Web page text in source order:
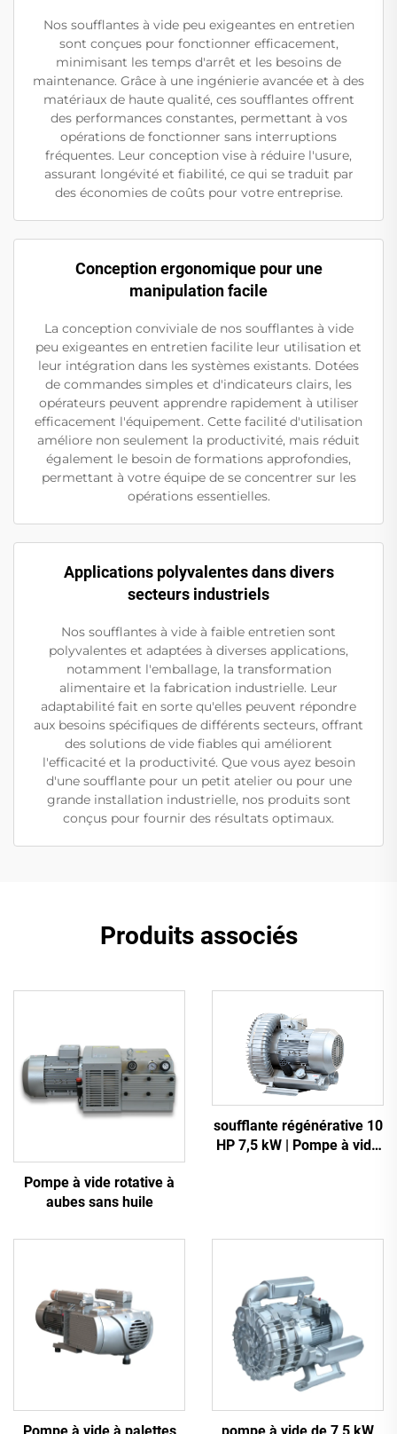
Nos soufflantes à vide peu exigeantes en entretien
sont conçues pour fonctionner efficacement,
minimisant les temps d'arrêt et les besoins de
maintenance. Grâce à une ingénierie avancée et à des
matériaux de haute qualité, ces soufflantes offrent
des performances constantes, permettant à vos
opérations de fonctionner sans interruptions
fréquentes. Leur conception vise à réduire l'usure,
assurant longévité et fiabilité, ce qui se traduit par
des économies de coûts pour votre entreprise.
Conception ergonomique pour une
manipulation facile
La conception conviviale de nos soufflantes à vide
peu exigeantes en entretien facilite leur utilisation et
leur intégration dans les systèmes existants. Dotées
de commandes simples et d'indicateurs clairs, les
opérateurs peuvent apprendre rapidement à utiliser
efficacement l'équipement. Cette facilité d'utilisation
améliore non seulement la productivité, mais réduit
également le besoin de formations approfondies,
permettant à votre équipe de se concentrer sur les
opérations essentielles.
Applications polyvalentes dans divers
secteurs industriels
Nos soufflantes à vide à faible entretien sont
polyvalentes et adaptées à diverses applications,
notamment l'emballage, la transformation
alimentaire et la fabrication industrielle. Leur
adaptabilité fait en sorte qu'elles peuvent répondre
aux besoins spécifiques de différents secteurs, offrant
des solutions de vide fiables qui améliorent
l'efficacité et la productivité. Que vous ayez besoin
d'une soufflante pour un petit atelier ou pour une
grande installation industrielle, nos produits sont
conçus pour fournir des résultats optimaux.
Produits associés
Pompe à vide rotative à
aubes sans huile
soufflante régénérative 10
HP 7,5 kW | Pompe à vide